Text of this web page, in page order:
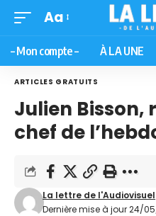
Aa
– Mon compte – À LA UNE
ARTICLES GRATUITS
Julien Bisson,
chef de
Dernière mise à jour 24/
La lettre de l'Audiovisuel